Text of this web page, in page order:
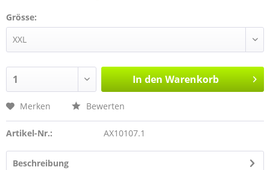
Grösse:
In den Warenkorb
Merken Bewerten
Artikel-Nr.: AX10107.1
Beschreibung